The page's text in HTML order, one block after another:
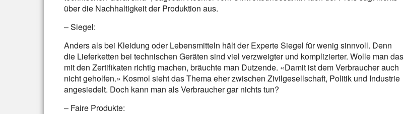
über die Nachhaltigkeit der Produktion aus.
– Siegel:
Anders als bei Kleidung oder Lebensmitteln hält der Experte Siegel für wenig sinnvoll. Denn
die Lieferketten bei technischen Geräten sind viel verzweigter und komplizierter. Wolle man das
mit den Zertifikaten richtig machen, bräuchte man Dutzende. «Damit ist dem Verbraucher auch
nicht geholfen.» Kosmol sieht das Thema eher zwischen Zivilgesellschaft, Politik und Industrie
angesiedelt. Doch kann man als Verbraucher gar nichts tun?
– Faire Produkte: